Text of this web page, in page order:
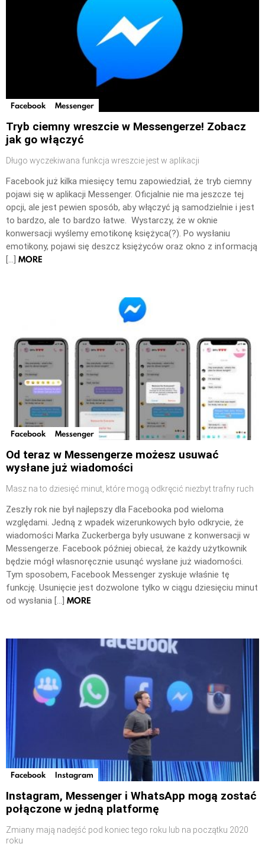
Facebook Messenger
Tryb ciemny wreszcie w Messengerze! Zobacz
jak go włączyć
Długo wyczekiwana funkcja wreszcie jest w aplikacji
Facebook już kilka miesięcy temu zapowiedział, że tryb ciemny
pojawi się w aplikacji Messenger. Oficjalnie nie ma jeszcze tej
opcji, ale jest pewien sposób, aby włączyć ją samodzielnie i jest
to bardzo, ale to bardzo łatwe. Wystarczy, że w oknie
konwersacji wyślemy emotikonę księżyca(?). Po wysłaniu
emotikony, pojawi się deszcz księżyców oraz okno z informacją
[…] MORE
Facebook Messenger
Od teraz w Messengerze możesz usuwać
wysłane już wiadomości
Masz na to dziesięć minut, które mogą odkręcić niezbyt trafny ruch
Zeszły rok nie był najlepszy dla Facebooka pod wieloma
względami. Jedną z wpadek wizerunkowych było odkrycie, że
wiadomości Marka Zuckerberga były usuwane z konwersacji w
Messengerze. Facebook później obiecał, że każdy użytkownik
będzie mógł własnoręcznie usunąć wysłane już wiadomości.
Tym sposobem, Facebook Messenger zyskuje właśnie tę
funkcję. Usunięcie jest dozwolone tylko w ciągu dziesięciu minut
od wysłania […] MORE
Facebook Instagram
Instagram, Messenger i WhatsApp mogą zostać
połączone w jedną platformę
Zmiany mają nadejść pod koniec tego roku lub na początku 2020
roku